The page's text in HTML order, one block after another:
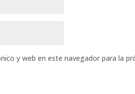
y web en este navegador para la